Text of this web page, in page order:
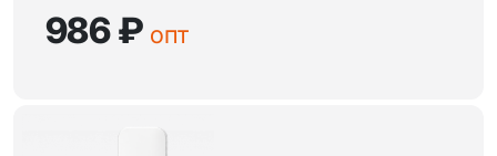
986 ₽ опт